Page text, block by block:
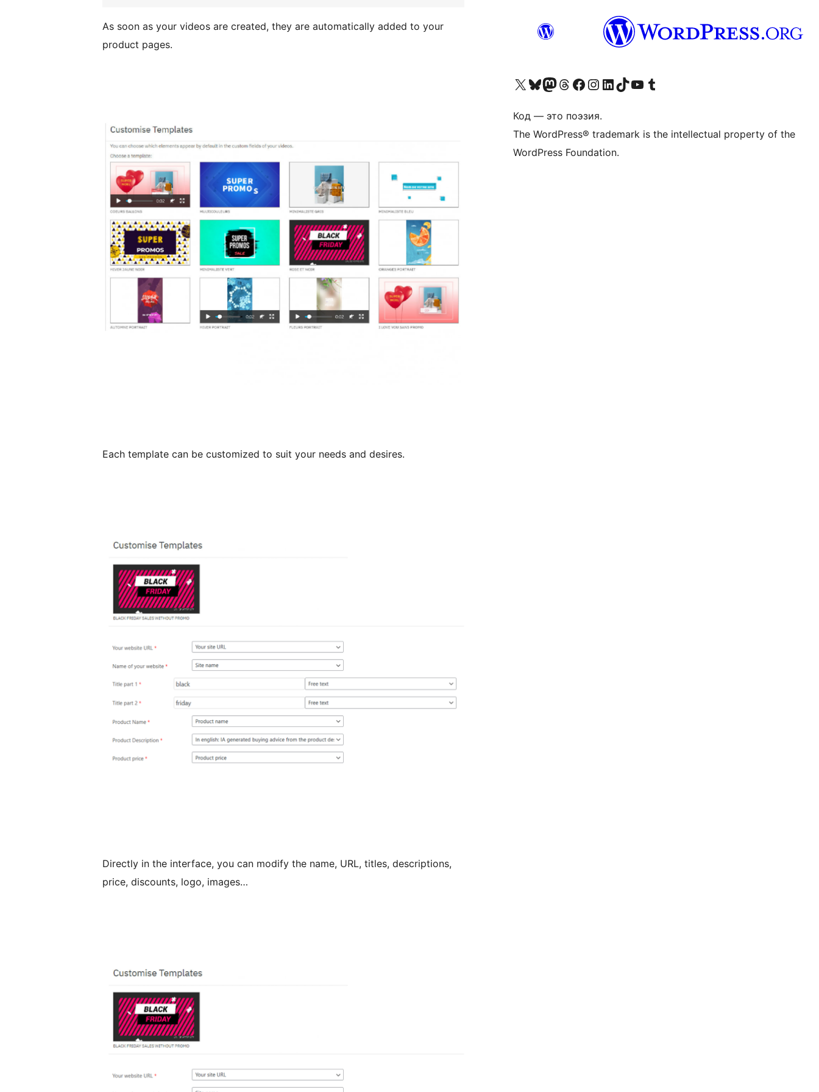
As soon as your videos are created, they are automatically added to your
product pages.
Each template can be customized to suit your needs and desires.
Directly in the interface, you can modify the name, URL, titles, descriptions,
price, discounts, logo, images…
Посетите нас в X (ранее Twitter)
Посетите нашу учётную запись в Bluesky
Посетите нашу ленту в Mastodon
Посетите нашу учётную запись в Threads
Посетите нашу страницу на Facebook
Посетите наш Instagram
Посетите нашу страницу в LinkedIn
Посетите нашу учётную запись в TikTok
Посетите наш канал YouTube
Посетите нашу учётную запись в Tumblr
Код — это поэзия.
The WordPress® trademark is the intellectual property of the
WordPress Foundation.